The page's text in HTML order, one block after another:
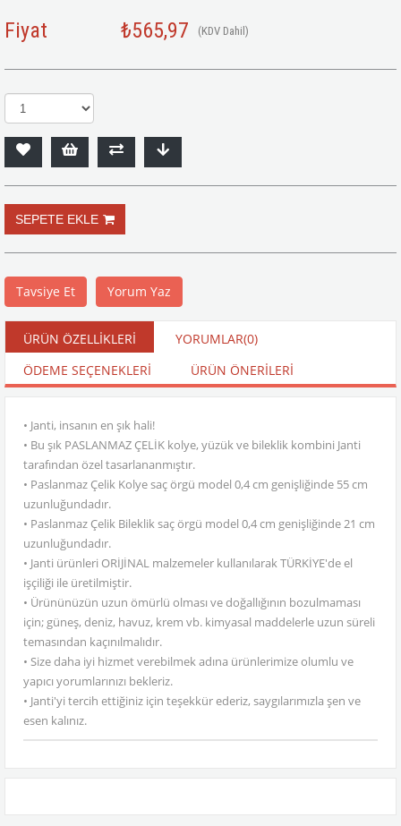
Fiyat ₺565,97 (KDV Dahil)
Tavsiye Et Yorum Yaz
ÜRÜN ÖZELLIKLERI YORUMLAR(0)
ÖDEME SEÇENEKLERI
ÜRÜN ÖNERILERI
• Janti, insanın en şık hali!
• Bu şık PASLANMAZ ÇELİK kolye, yüzük ve bileklik kombini Janti
tarafından özel tasarlananmıştır.
• Paslanmaz Çelik Kolye saç örgü model 0,4 cm genişliğinde 55 cm
uzunluğundadır.
• Paslanmaz Çelik Bileklik saç örgü model 0,4 cm genişliğinde 21 cm
uzunluğundadır.
• Janti ürünleri ORİJİNAL malzemeler kullanılarak TÜRKİYE'de el
işçiliği ile üretilmiştir.
• Ürününüzün uzun ömürlü olması ve doğallığının bozulmaması
için; güneş, deniz, havuz, krem vb. kimyasal maddelerle uzun süreli
temasından kaçınılmalıdır.
• Size daha iyi hizmet verebilmek adına ürünlerimize olumlu ve
yapıcı yorumlarınızı bekleriz.
• Janti'yi tercih ettiğiniz için teşekkür ederiz, saygılarımızla şen ve
esen kalınız.